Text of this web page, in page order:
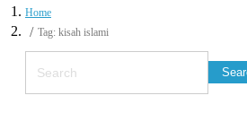
Home
Tag: kisah islami